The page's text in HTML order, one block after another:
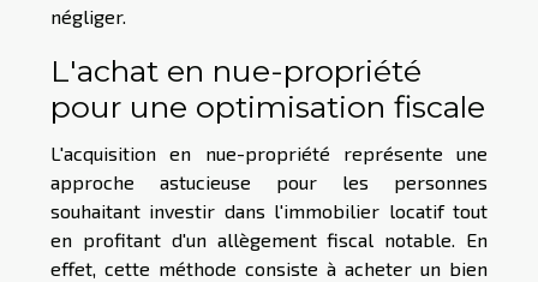
négliger.
L'achat en nue-propriété
pour une optimisation fiscale
L'acquisition en nue-propriété représente une
approche astucieuse pour les personnes
souhaitant investir dans l'immobilier locatif tout
en profitant d'un allègement fiscal notable. En
effet, cette méthode consiste à acheter un bien